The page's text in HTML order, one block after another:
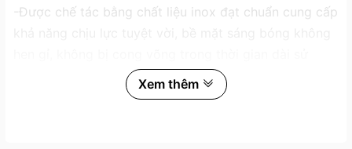
-Được chế tác bằng chất liệu inox đạt chuẩn cung cấp
Xem thêm